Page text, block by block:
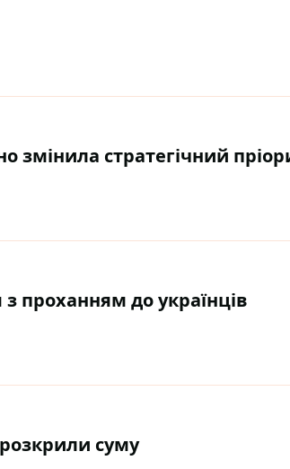
змінила стратегічний
проханням до українців
суму